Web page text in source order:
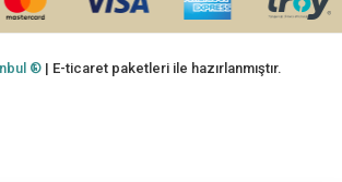
® | E-ticaret paketleri ile hazırlanmıştır.